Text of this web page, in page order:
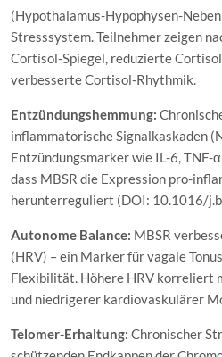
(Hypothalamus-Hypophysen-
Stresssystem. Teilnehmer zeigen
Cortisol-Spiegel, reduzierte
verbesserte Cortisol-Rhythmik.
Entzündungshemmung:
inflammatorische Signalkaskaden
Entzündungsmarker wie IL-6, TNF-
dass MBSR die Expression pro-
herunterreguliert (DOI: 10.1016/
Autonome Balance: MBSR
(HRV) – ein Marker für vagale
Flexibilität. Höhere HRV korreliert
und niedrigerer kardiovaskulärer
Telomer-Erhaltung: Chronischer